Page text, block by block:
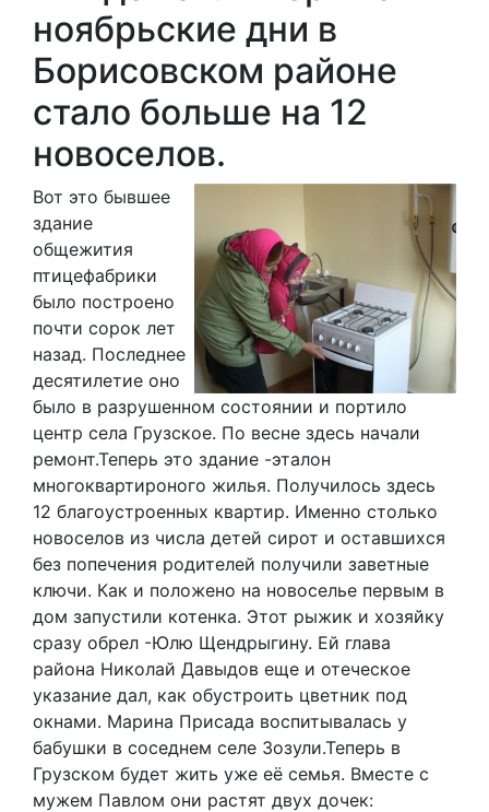
ноябрьские дни в
Борисовском районе
стало больше на 12
новоселов.
Вот это бывшее
здание
общежития
птицефабрики
было построено
почти сорок лет
назад. Последнее
десятилетие оно
было в разрушенном состоянии и портило
центр села Грузское. По весне здесь начали
ремонт.Теперь это здание -эталон
многоквартироного жилья. Получилось здесь
12 благоустроенных квартир. Именно столько
новоселов из числа детей сирот и оставшихся
без попечения родителей получили заветные
ключи. Как и положено на новоселье первым в
дом запустили котенка. Этот рыжик и хозяйку
сразу обрел -Юлю Щендрыгину. Ей глава
района Николай Давыдов еще и отеческое
указание дал, как обустроить цветник под
окнами. Марина Присада воспитывалась у
бабушки в соседнем селе Зозули.Теперь в
Грузском будет жить уже её семья. Вместе с
мужем Павлом они растят двух дочек: